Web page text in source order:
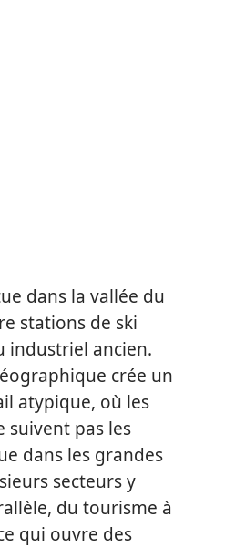
dans la vallée du
stations de ski
industriel ancien.
crée un
atypique, où les
suivent pas les
dans les grandes
secteurs y
du tourisme à
qui ouvre des